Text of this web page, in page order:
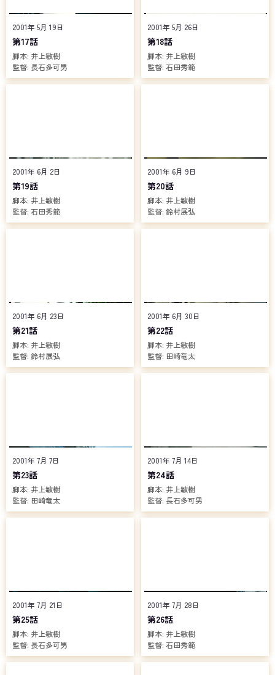
2001年 5月 19日
第17話
脚本: 井上敏樹
監督: 長石多可男
2001年 5月 26日
第18話
脚本: 井上敏樹
監督: 石田秀範
2001年 6月 2日
第19話
脚本: 井上敏樹
監督: 石田秀範
2001年 6月 9日
第20話
脚本: 井上敏樹
監督: 鈴村展弘
2001年 6月 23日
第21話
脚本: 井上敏樹
監督: 鈴村展弘
2001年 6月 30日
第22話
脚本: 井上敏樹
監督: 田崎竜太
2001年 7月 7日
第23話
脚本: 井上敏樹
監督: 田崎竜太
2001年 7月 14日
第24話
脚本: 井上敏樹
監督: 長石多可男
2001年 7月 21日
第25話
脚本: 井上敏樹
監督: 長石多可男
2001年 7月 28日
第26話
脚本: 井上敏樹
監督: 石田秀範